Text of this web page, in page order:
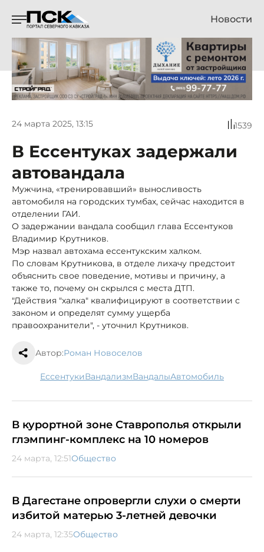
Новости
24 марта 2025, 13:15 1539
В Ессентуках задержали
автовандала
Мужчина, «тренировавший» выносливость
автомобиля на городских тумбах, сейчас находится в
отделении ГАИ.
О задержании вандала сообщил глава Ессентуков
Владимир Крутников.
Мэр назвал автохама ессентукским халком.
По словам Крутникова, в отделе лихачу предстоит
объяснить свое поведение, мотивы и причину, а
также то, почему он скрылся с места ДТП.
"Действия "халка" квалифицируют в соответствии с
законом и определят сумму ущерба
правоохранители", - уточнил Крутников.
Автор:Роман Новоселов
Ессентуки вандализм вандалы автомобиль
В курортной зоне Ставрополья открыли
глэмпинг-комплекс на 10 номеров
24 марта, 12:51Общество
В Дагестане опровергли слухи о смерти
избитой матерью 3-летней девочки
24 марта, 12:35Общество